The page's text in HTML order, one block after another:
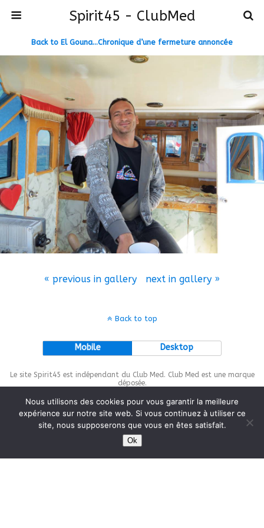
Spirit45 - ClubMed
Back to El Gouna…Chronique d’une fermeture annoncée
« previous in gallery next in gallery »
Back to top
Mobile Desktop
Le site Spirit45 est indépendant du Club Med. Club Med est une marque
déposée.
This site is protected bywp-copyrightpro.com
Nous utilisons des cookies pour vous garantir la meilleure
expérience sur notre site web. Si vous continuez à utiliser ce
site, nous supposerons que vous en êtes satisfait.
Ok